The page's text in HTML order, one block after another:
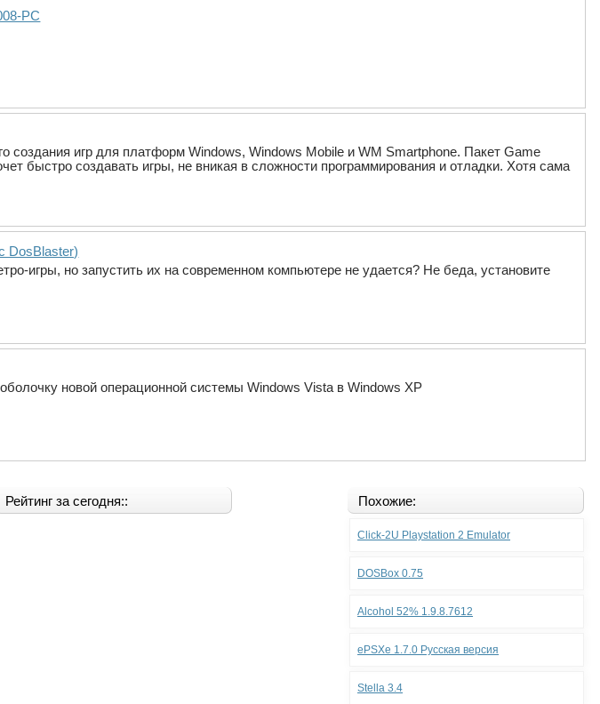
PC
создания игр для платформ Windows, Windows Mobile и WM Smartphone. Пакет Game
быстро создавать игры, не вникая в сложности программирования и отладки. Хотя сама
DosBlaster)
игры, но запустить их на современном компьютере не удается? Не беда, установите
новой операционной системы Windows Vista в Windows XP
Рейтинг за сегодня:: Похожие:
Click-2U Playstation 2 Emulator
DOSBox 0.75
Alcohol 52% 1.9.8.7612
ePSXe 1.7.0 Русская версия
Stella 3.4